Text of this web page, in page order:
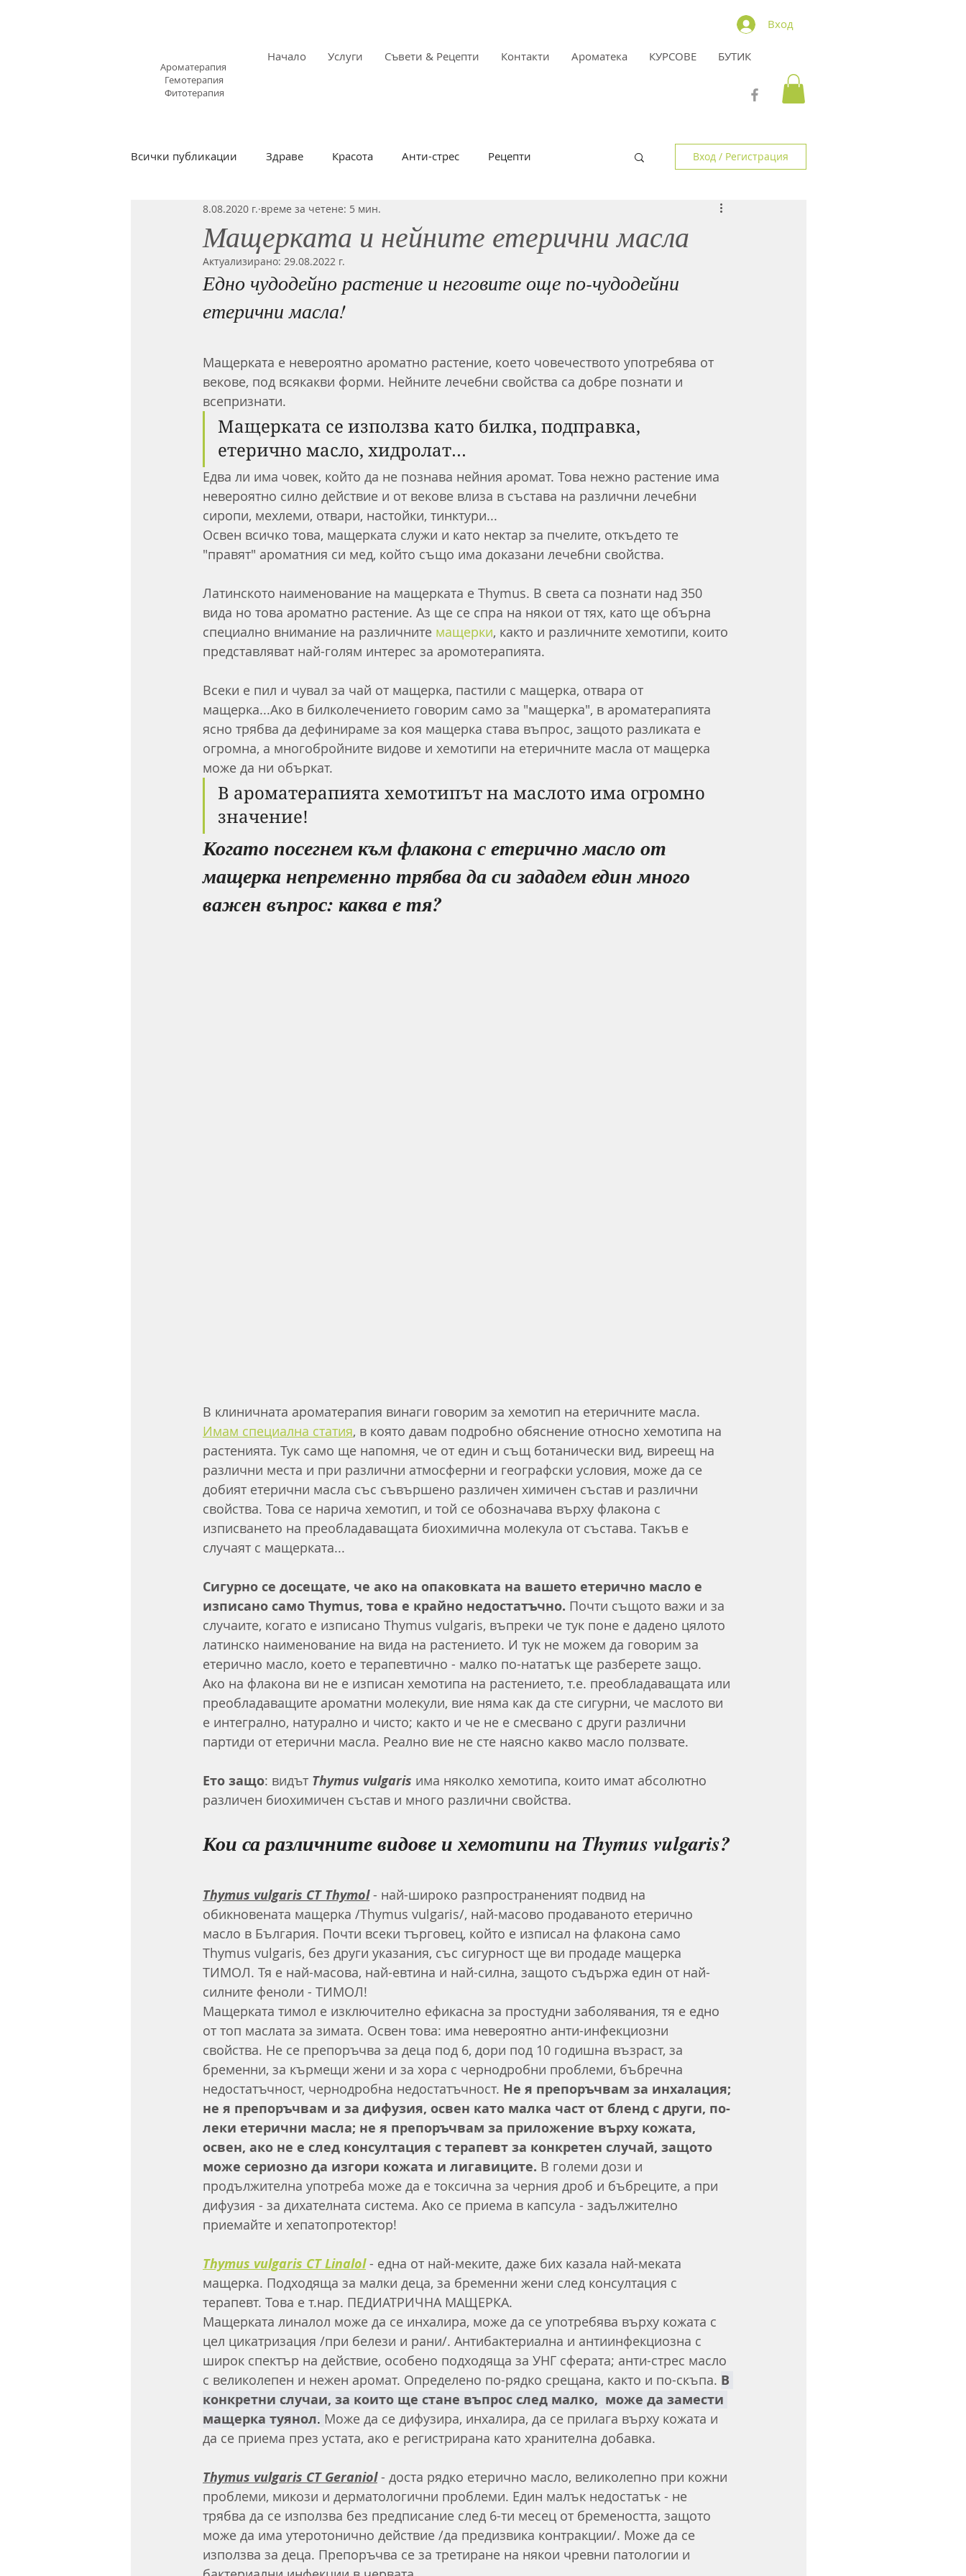
Ароматерапия
Гемотерапия
Фитотерапия
Вход
Начало Услуги Съвети & Рецепти Контакти Ароматека КУРСОВЕ БУТИК
Всички публикации Здраве Красота Анти-стрес Рецепти
Ароматни ухания Простуда и грип
Видео обучения
Вход / Регистрация
Мащерката и нейните етерични масла
8.08.2020 г. време за четене: 5 мин.
Актуализирано: 29.08.2022 г.
Едно чудодейно растение и неговите още по-чудодейни
етерични масла!
Мащерката е невероятно ароматно растение, което човечеството употребява от
векове, под всякакви форми. Нейните лечебни свойства са добре познати и
всепризнати.
Мащерката се използва като билка, подправка,
етерично масло, хидролат...
Едва ли има човек, който да не познава нейния аромат. Това нежно растение има
невероятно силно действие и от векове влиза в състава на различни лечебни
сиропи, мехлеми, отвари, настойки, тинктури...
Освен всичко това, мащерката служи и като нектар за пчелите, откъдето те
"правят" ароматния си мед, който също има доказани лечебни свойства.
Латинското наименование на мащерката е Thymus. В света са познати над 350
вида но това ароматно растение. Аз ще се спра на някои от тях, като ще обърна
специално внимание на различните мащерки, както и различните хемотипи, които
представляват най-голям интерес за аромотерапията.
Всеки е пил и чувал за чай от мащерка, пастили с мащерка, отвара от
мащерка...Ако в билколечението говорим само за "мащерка", в ароматерапията
ясно трябва да дефинираме за коя мащерка става въпрос, защото разликата е
огромна, а многобройните видове и хемотипи на етеричните масла от мащерка
може да ни объркат.
В ароматерапията хемотипът на маслото има огромно
значение!
Когато посегнем към флакона с етерично масло от
мащерка непременно трябва да си зададем един много
важен въпрос: каква е тя?
В клиничната ароматерапия винаги говорим за хемотип на етеричните масла.
Имам специална статия, в която давам подробно обяснение относно хемотипа на
растенията. Тук само ще напомня, че от един и същ ботанически вид, виреещ на
различни места и при различни атмосферни и географски условия, може да се
добият етерични масла със съвършено различен химичен състав и различни
свойства. Това се нарича хемотип, и той се обозначава върху флакона с
изписването на преобладаващата биохимична молекула от състава. Такъв е
случаят с мащерката...
Сигурно се досещате, че ако на опаковката на вашето етерично масло е
изписано само Thymus, това е крайно недостатъчно. Почти същото важи и за
случаите, когато е изписано Thymus vulgaris, въпреки че тук поне е дадено цялото
латинско наименование на вида на растението. И тук не можем да говорим за
етерично масло, което е терапевтично - малко по-нататък ще разберете защо.
Ако на флакона ви не е изписан хемотипа на растението, т.е. преобладаващата или
преобладаващите ароматни молекули, вие няма как да сте сигурни, че маслото ви
е интегрално, натурално и чисто; както и че не е смесвано с други различни
партиди от етерични масла. Реално вие не сте наясно какво масло ползвате.
Ето защо: видът Thymus vulgaris има няколко хемотипа, които имат абсолютно
различен биохимичен състав и много различни свойства.
Кои са различните видове и хемотипи на Thymus vulgaris?
Thymus vulgaris CT Thymol - най-широко разпространеният подвид на
обикновената мащерка /Thymus vulgaris/, най-масово продаваното етерично
масло в България. Почти всеки търговец, който е изписал на флакона само
Thymus vulgaris, без други указания, със сигурност ще ви продаде мащерка
ТИМОЛ. Тя е най-масова, най-евтина и най-силна, защото съдържа един от най-
силните феноли - ТИМОЛ!
Мащерката тимол е изключително ефикасна за простудни заболявания, тя е едно
от топ маслата за зимата. Освен това: има невероятно анти-инфекциозни
свойства. Не се препоръчва за деца под 6, дори под 10 годишна възраст, за
бременни, за кърмещи жени и за хора с чернодробни проблеми, бъбречна
недостатъчност, чернодробна недостатъчност. Не я препоръчвам за инхалация;
не я препоръчвам и за дифузия, освен като малка част от бленд с други, по-
леки етерични масла; не я препоръчвам за приложение върху кожата,
освен, ако не е след консултация с терапевт за конкретен случай, защото
може сериозно да изгори кожата и лигавиците. В големи дози и
продължителна употреба може да е токсична за черния дроб и бъбреците, а при
дифузия - за дихателната система. Ако се приема в капсула - задължително
приемайте и хепатопротектор!
Thymus vulgaris CT Linalol - една от най-меките, даже бих казала най-меката
мащерка. Подходяща за малки деца, за бременни жени след консултация с
терапевт. Това е т.нар. ПЕДИАТРИЧНА МАЩЕРКА.
Мащерката линалол може да се инхалира, може да се употребява върху кожата с
цел цикатризация /при белези и рани/. Антибактериална и антиинфекциозна с
широк спектър на действие, особено подходяща за УНГ сферата; анти-стрес масло
с великолепен и нежен аромат. Определено по-рядко срещана, както и по-скъпа. В
конкретни случаи, за които ще стане въпрос след малко,  може да замести
мащерка туянол. Може да се дифузира, инхалира, да се прилага върху кожата и
да се приема през устата, ако е регистрирана като хранителна добавка.
Thymus vulgaris CT Geraniol - доста рядко етерично масло, великолепно при кожни
проблеми, микози и дерматологични проблеми. Един малък недостатък - не
трябва да се използва без предписание след 6-ти месец от бремеността, защото
може да има утеротонично действие /да предизвика контракции/. Може да се
използва за деца. Препоръчва се за третиране на някои чревни патологии и